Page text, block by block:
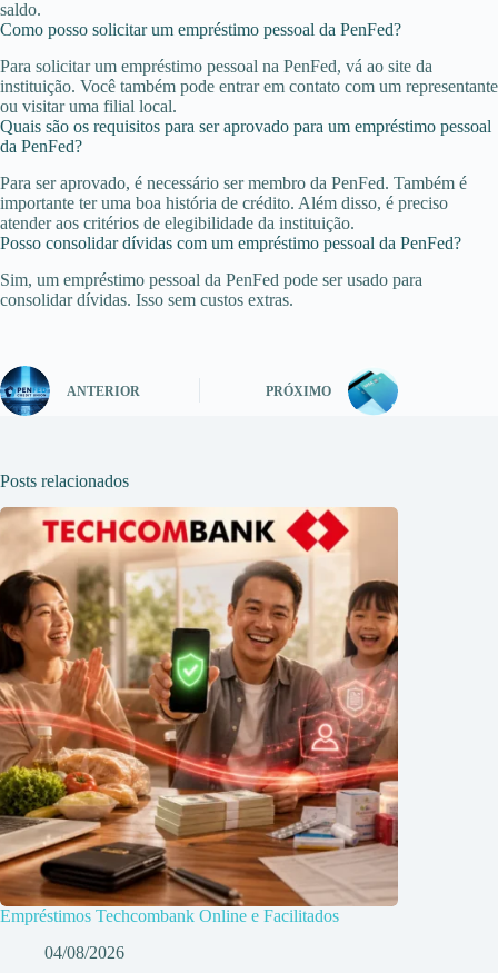
saldo.
Como posso solicitar um empréstimo pessoal da PenFed?
Para solicitar um empréstimo pessoal na PenFed, vá ao site da
instituição. Você também pode entrar em contato com um representante
ou visitar uma filial local.
Quais são os requisitos para ser aprovado para um empréstimo pessoal
da PenFed?
Para ser aprovado, é necessário ser membro da PenFed. Também é
importante ter uma boa história de crédito. Além disso, é preciso
atender aos critérios de elegibilidade da instituição.
Posso consolidar dívidas com um empréstimo pessoal da PenFed?
Sim, um empréstimo pessoal da PenFed pode ser usado para
consolidar dívidas. Isso sem custos extras.
ANTERIOR PRÓXIMO
Posts relacionados
Empréstimos Techcombank Online e Facilitados
04/08/2026